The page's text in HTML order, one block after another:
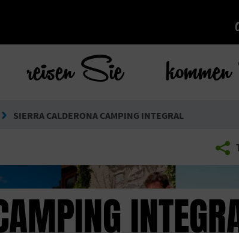
reisen Sie
SIERRA CALDERONA CAMPING INTEGRAL